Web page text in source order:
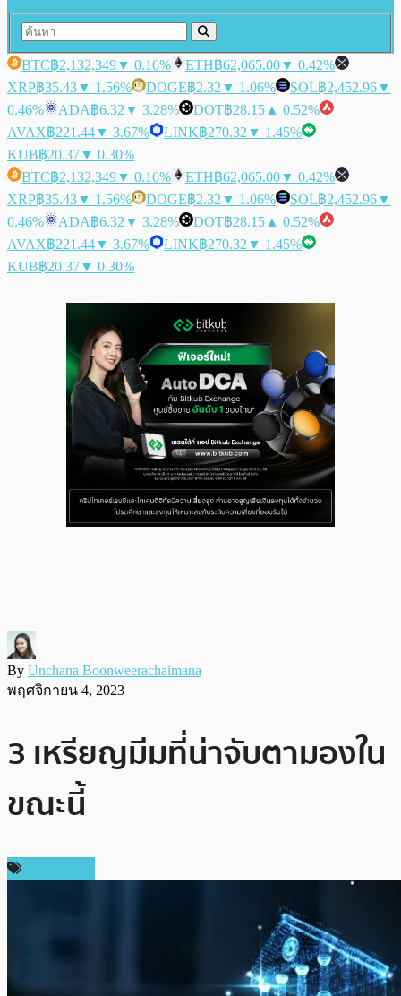
BTC฿2,132,349▼ 0.16% ETH฿62,065.00▼ 0.42%
XRP฿35.43▼ 1.56% DOGE฿2.32 ▼ 1.06% SOL฿2,452.96▼
0.46%
ADA฿6.32 ▼ 3.28% DOT฿28.15 ▲ 0.52%
AVAX฿221.44▼ 3.67% LINK฿270.32 ▼ 1.45%
KUB฿20.37▼ 0.30%
BTC฿2,132,349▼ 0.16% ETH฿62,065.00▼ 0.42%
XRP฿35.43▼ 1.56% DOGE฿2.32 ▼ 1.06% SOL฿2,452.96▼
0.46%
ADA฿6.32 ▼ 3.28% DOT฿28.15 ▲ 0.52%
AVAX฿221.44▼ 3.67% LINK฿270.32 ▼ 1.45%
KUB฿20.37▼ 0.30%
By Unchana Boonweerachaimana
พฤศจิกายน 4, 2023
3 เหรียญมีมที่น่าจับตามองใน
ขณะนี้